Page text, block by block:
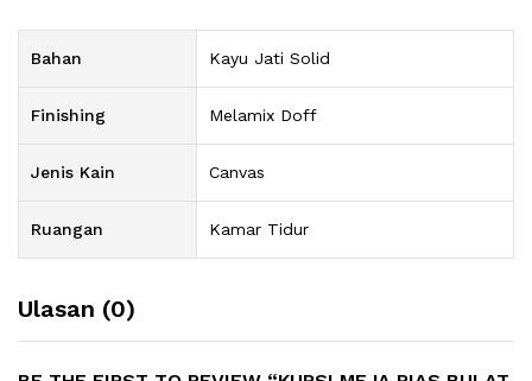
Bahan Kayu Jati Solid
Finishing Melamix Doff
Jenis Kain Canvas
Ruangan Kamar Tidur
Ulasan (0)